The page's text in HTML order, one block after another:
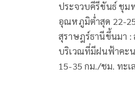
ประจวบคีรีขันธ์ ชุม
อุณหภูมิต่ำสุด 22-
สุราษฎร์ธานีขึ้นมา :
บริเวณที่มีฝนฟ้าคะน
15-35 กม./ชม. ทะ